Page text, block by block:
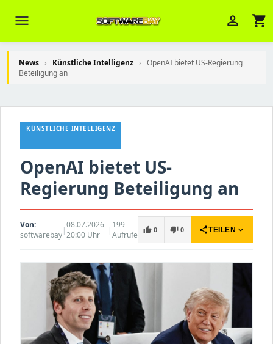
menu person_outline shopping_cart
News › Künstliche Intelligenz › OpenAI bietet US-Regierung
Beteiligung an
KÜNSTLICHE INTELLIGENZ
OpenAI bietet US-
Regierung Beteiligung an
Von:
softwarebay|08.07.2026
20:00 Uhr
| 199
Aufrufe
thumb_up 0 thumb_down 0 shareTEILEN expand_more
Brasov
z. B. Ihre Bestellnummer (z.B.
S24DXG9F8JK2) nennen.